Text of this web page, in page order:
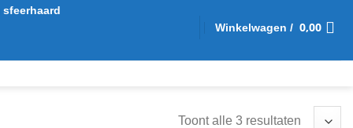
sfeerhaard
Winkelwagen / 0,00
Toont alle 3 resultaten